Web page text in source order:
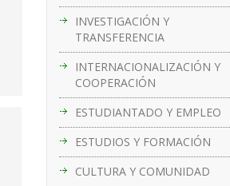
INVESTIGACIÓN Y
TRANSFERENCIA
INTERNACIONALIZACIÓN Y
COOPERACIÓN
ESTUDIANTADO Y EMPLEO
ESTUDIOS Y FORMACIÓN
CULTURA Y COMUNIDAD